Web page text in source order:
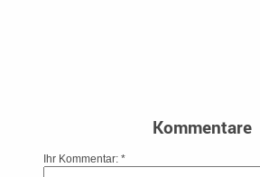
Kommentare
Ihr Kommentar: *